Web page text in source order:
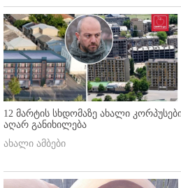
12 მარტის სხდომაზე ახალი
აღარ განიხილება
ახალი ამბები